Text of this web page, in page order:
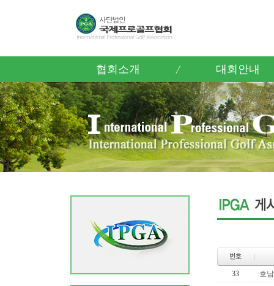
협회소개 대회안내
33
호